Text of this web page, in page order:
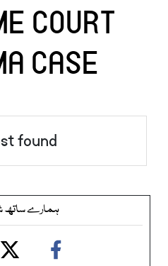
COURT
CASE
found
ہمارے ساتھ